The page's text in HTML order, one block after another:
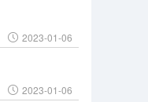
2023-01-06
2023-01-06